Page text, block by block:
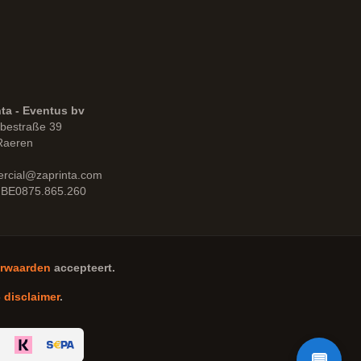
- Eventus bv
39
accepteert.
disclaimer.